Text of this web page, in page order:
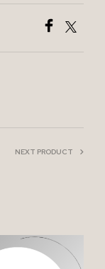
NEXT PRODUCT